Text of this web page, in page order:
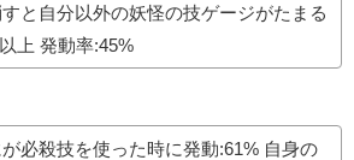
と自分以外の妖怪の技ゲージがたまる
上 発動率:45%
必殺技を使った時に発動:61% 自身の